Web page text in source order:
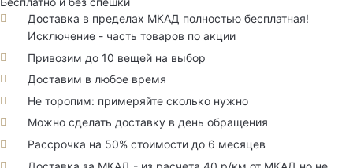
Доставка в пределах МКАД полностью бесплатная!
Исключение - часть товаров по акции
Привозим до 10 вещей на выбор
Доставим в любое время
Не торопим: примеряйте сколько нужно
Можно сделать доставку в день обращения
Рассрочка на 50% стоимости до 6 месяцев